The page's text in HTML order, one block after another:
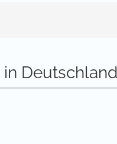
Deutschland